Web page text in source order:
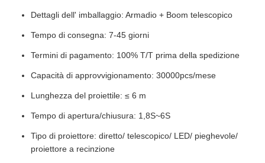
Dettagli dell' imballaggio: Armadio + Boom telescopico
Tempo di consegna: 7-45 giorni
Termini di pagamento: 100% T/T prima della spedizione
Capacità di approvvigionamento: 30000pcs/mese
Lunghezza del proiettile: ≤ 6 m
Tempo di apertura/chiusura: 1,8S~6S
Tipo di proiettore: diretto/ telescopico/ LED/ pieghevole/
proiettore a recinzione